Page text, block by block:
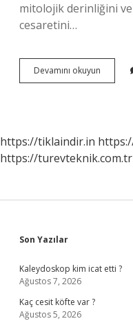
mitolojik derinliğini
cesaretini…
Devamını okuyun
Korkut
https://tiklaindir.in
https://turevteknik.com.tr
Sidebar
Son Yazılar
Kaleydoskop kim icat etti ?
Ağustos 7, 2026
Kaç cesit köfte var ?
Ağustos 5, 2026